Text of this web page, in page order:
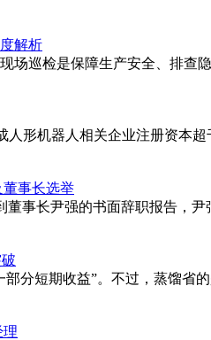
解析
场巡检是保障生产安全、排
形机器人相关企业注册资本
事长选举
董事长尹强的书面辞职报告，
分短期收益”。不过，蒸馏
理